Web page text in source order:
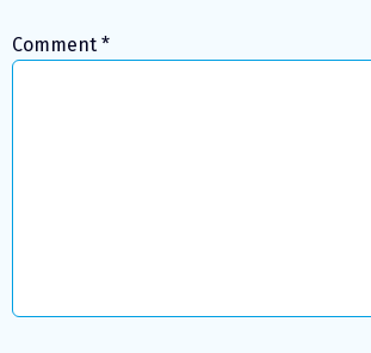
Comment *